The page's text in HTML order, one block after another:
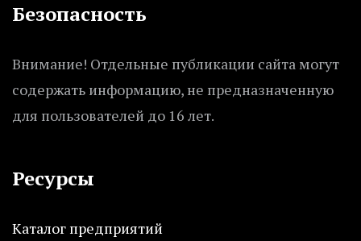
Безопасность
Внимание! Отдельные публикации сайта могут
содержать информацию, не предназначенную
для пользователей до 16 лет.
Ресурсы
Каталог предприятий